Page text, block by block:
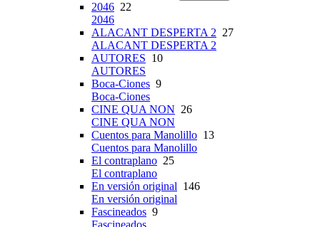
2046 22
2046
ALACANT DESPERTA 2 27
ALACANT DESPERTA 2
AUTORES 10
AUTORES
Boca-Ciones 9
Boca-Ciones
CINE QUA NON 26
CINE QUA NON
Cuentos para Manolillo 13
Cuentos para Manolillo
El contraplano 25
El contraplano
En versión original 146
En versión original
Fascineados 9